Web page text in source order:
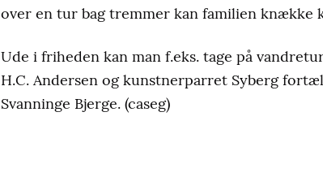
over en tur bag tremmer kan familien knække
Ude i friheden kan man f.eks. tage på
H.C. Andersen og kunstnerparret Syberg
Svanninge Bjerge. (caseg)